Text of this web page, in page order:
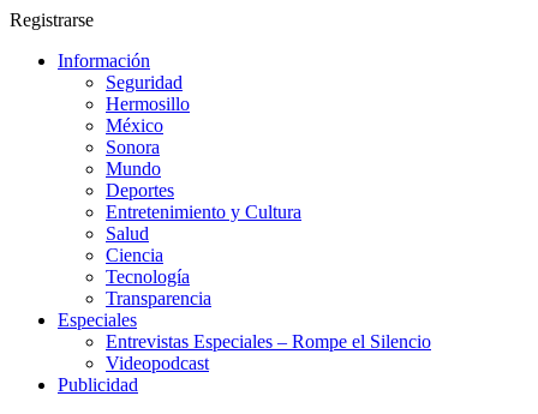
Registrarse
Información
Seguridad
Hermosillo
México
Sonora
Mundo
Deportes
Entretenimiento y Cultura
Salud
Ciencia
Tecnología
Transparencia
Especiales
Entrevistas Especiales – Rompe el Silencio
Videopodcast
Publicidad